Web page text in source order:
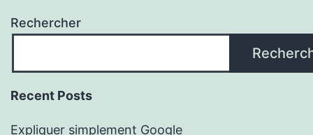
Rechercher
Recent Posts
Expliquer simplement Google